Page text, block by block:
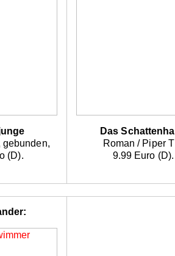
gebunden,
(D).
Das
Roman / Piper
9.99 Euro (D).